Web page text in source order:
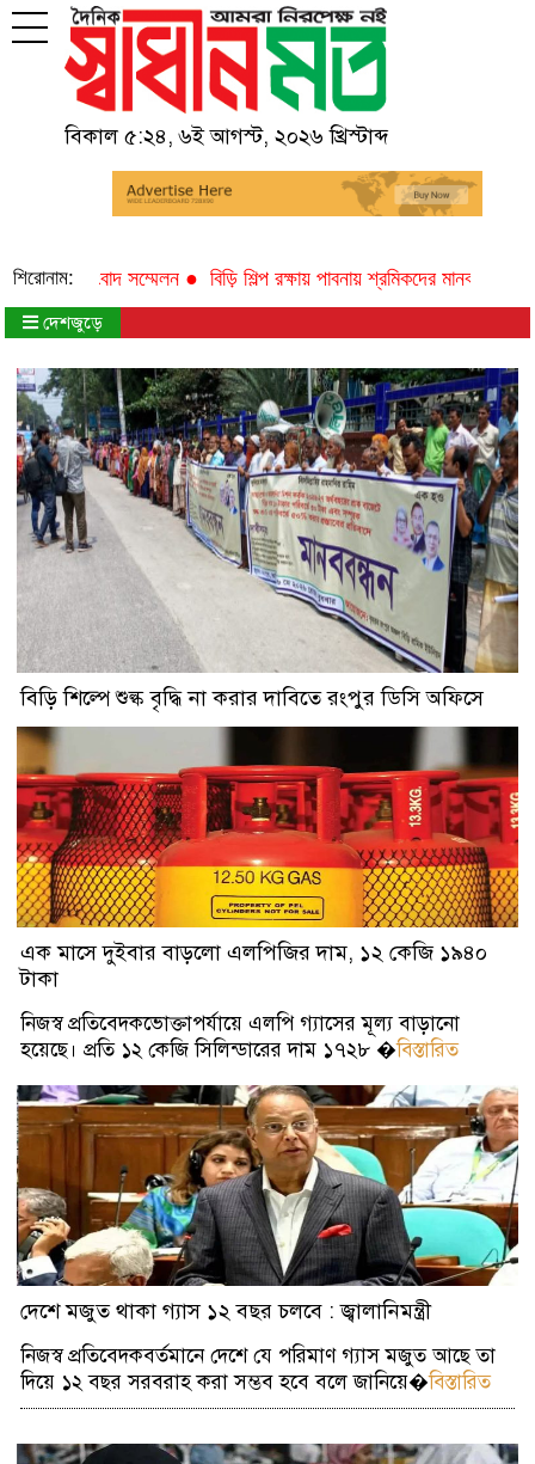
বিকাল ৫:২৪,৬ই আগস্ট, ২০২৬ খ্রিস্টাব্দ
শিরোনাম:সংবাদ সম্মেলন ● বিড়ি শিল্প রক্ষায় পাবনায় শ্রমিকদের মানববন্ধন ●
দেশজুড়ে
বিড়ি শিল্পে শুল্ক বৃদ্ধি না করার দাবিতে রংপুর ডিসি অফিসে
মানববন্ধন
নিজস্ব প্রতিবেদক : বাজেটে বিড়ি শিল্পে শুল্ক বৃদ্ধি না করা, নিম্নস্তরের
সিগারেটের মূল্য বৃদ্ধি করাসহ পা�বিস্তারিত
এক মাসে দুইবার বাড়লো এলপিজির দাম, ১২ কেজি ১৯৪০
টাকা
নিজস্ব প্রতিবেদকভোক্তাপর্যায়ে এলপি গ্যাসের মূল্য বাড়ানো
হয়েছে। প্রতি ১২ কেজি সিলিন্ডারের দাম ১৭২৮ �বিস্তারিত
দেশে মজুত থাকা গ্যাস ১২ বছর চলবে : জ্বালানিমন্ত্রী
নিজস্ব প্রতিবেদকবর্তমানে দেশে যে পরিমাণ গ্যাস মজুত আছে তা
দিয়ে ১২ বছর সরবরাহ করা সম্ভব হবে বলে জানিয়ে�বিস্তারিত